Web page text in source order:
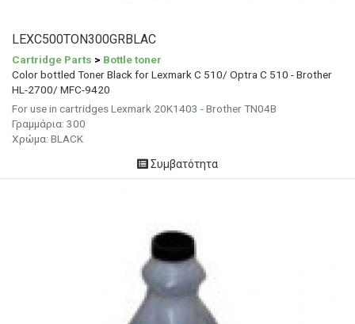
LEXC500TON300GRBLAC
Cartridge Parts > Bottle toner
Color bottled Toner Black for Lexmark C 510/ Optra C 510 - Brother
HL-2700/ MFC-9420
For use in cartridges Lexmark 20K1403 - Brother TN04B
Γραμμάρια: 300
Χρώμα: ΒLACK
Συμβατότητα